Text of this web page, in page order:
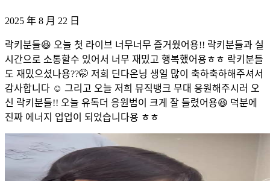
2025 年 8 月 22 日
락키분들😆 오늘 첫 라이브 너무너무 즐거웠어용!! 락키분들과 실
시간으로 소통할수 있어서 너무 재밌고 행복했어용ㅎㅎ 락키분들
도 재밌으셨나용??🤭 저희 딘다온닝 생일 많이 축하축하해주셔서
감사합니다 ☺️ 그리고 오늘 저희 뮤직뱅크 무대 응원해주시러 오
신 락키분들!! 오늘 유독더 응원법이 크게 잘 들렸어용😆 덕분에
진짜 에너지 업업이 되었습니다용 ㅎㅎ